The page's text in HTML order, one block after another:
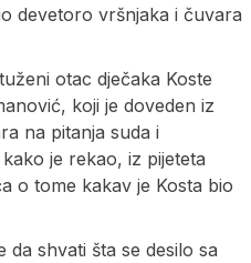
devetoro vršnjaka i čuvara
otac dječaka Koste
koji je doveden iz
na pitanja suda i
je rekao, iz pijeteta
o tome kakav je Kosta bio
da shvati šta se desilo sa